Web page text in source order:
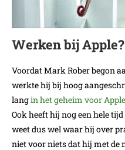
Werken bij Apple?
Voordat Mark Rober begon
werkte hij bij hoog
langin het geheim voor
Ook heeft hij nog een hele
weet dus wel waar hij over
niet voor niets dat hij met de